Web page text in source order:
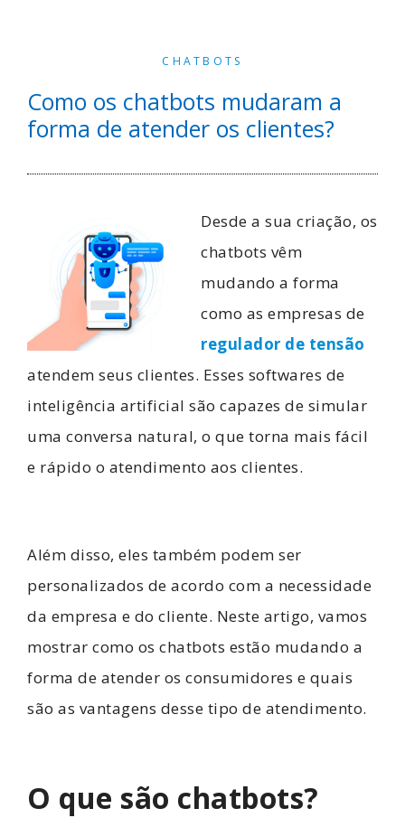
CHATBOTS
Como os chatbots mudaram a
forma de atender os clientes?
Desde a sua criação, os
chatbots vêm
mudando a forma
como as empresas de
regulador de tensão
atendem seus clientes. Esses softwares de
inteligência artificial são capazes de simular
uma conversa natural, o que torna mais fácil
e rápido o atendimento aos clientes.
Além disso, eles também podem ser
personalizados de acordo com a necessidade
da empresa e do cliente. Neste artigo, vamos
mostrar como os chatbots estão mudando a
forma de atender os consumidores e quais
são as vantagens desse tipo de atendimento.
O que são chatbots?